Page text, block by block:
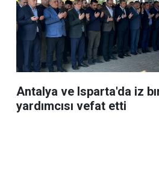
Antalya ve Isparta'da iz
yardımcısı vefat etti